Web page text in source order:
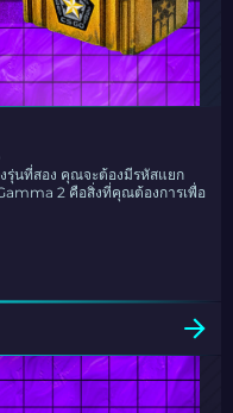
รุ่นที่สอง คุณจะต้องมีรหัสแยก
2 คือสิ่งที่คุณต้องการเพื่อ